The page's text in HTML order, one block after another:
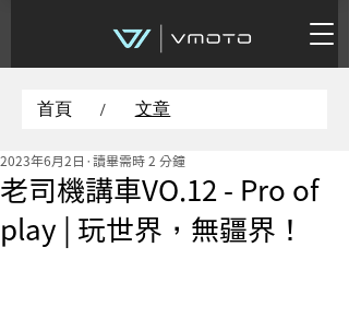
首頁 / 文章
老司機講車VO.12 - Pro of
play | 玩世界，無疆界！
2023年6月2日 讀畢需時 2 分鐘